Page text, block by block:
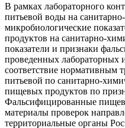
В рамках лабораторного
питьевой воды на
микробиологические
продуктов на санитарно-
показатели и признаки
проведенных лабораторных
соответствие нормативным
питьевой по санитарно-
пищевых продуктов по
Фальсифицированные
материалы проверок
территориальные органы